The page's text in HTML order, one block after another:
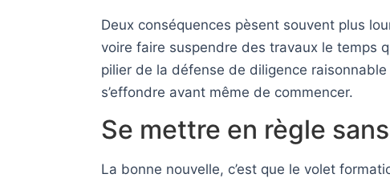
Deux conséquences pèsent souvent plus
voire faire suspendre des travaux le temps
pilier de la défense de diligence
s’effondre avant même de commencer.
Se mettre en règle
La bonne nouvelle, c’est que le volet